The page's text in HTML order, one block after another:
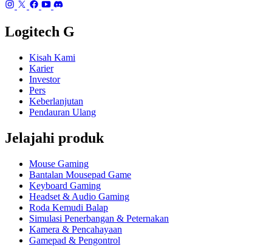
Logitech G
Kisah Kami
Karier
Investor
Pers
Keberlanjutan
Pendauran Ulang
Jelajahi produk
Mouse Gaming
Bantalan Mousepad Game
Keyboard Gaming
Headset & Audio Gaming
Roda Kemudi Balap
Simulasi Penerbangan & Peternakan
Kamera & Pencahayaan
Gamepad & Pengontrol